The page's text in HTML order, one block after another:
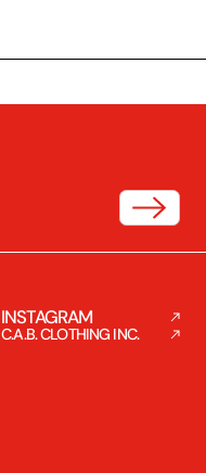
INSTAGRAM
C.A.B. CLOTHING INC.